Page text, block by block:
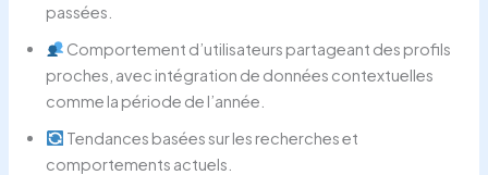
passées.
Comportement d’utilisateurs partageant des profils
proches, avec intégration de données contextuelles
comme la période de l’année.
Tendances basées sur les recherches et
comportements actuels.